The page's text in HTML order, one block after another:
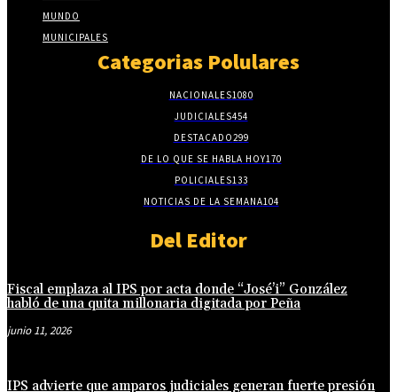
MUNDO
MUNICIPALES
Categorias Polulares
NACIONALES1080
JUDICIALES454
DESTACADO299
DE LO QUE SE HABLA HOY170
POLICIALES133
NOTICIAS DE LA SEMANA104
Del Editor
Fiscal emplaza al IPS por acta donde “José’i” González
habló de una quita millonaria digitada por Peña
junio 11, 2026
IPS advierte que amparos judiciales generan fuerte presión